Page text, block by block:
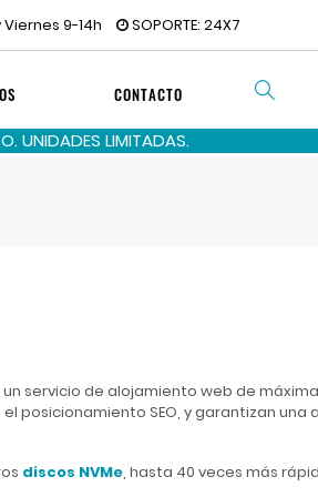
Viernes 9-14h SOPORTE: 24X7
CONTACTO
UNIDADES LIMITADAS.
servicio de alojamiento web de
posicionamiento SEO, y garantizan una
discos NVMe, hasta 40 veces más